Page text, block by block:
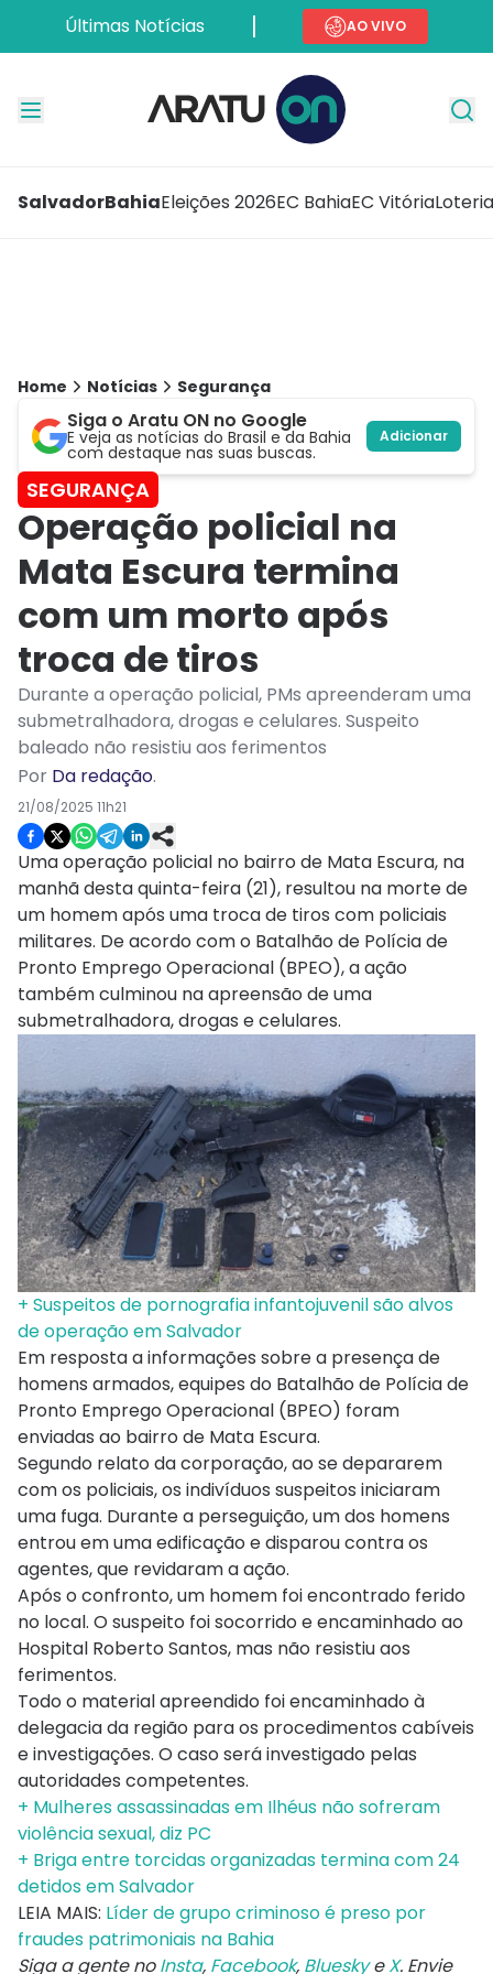
Últimas Notícias AO VIVO
SalvadorBahiaEleições 2026EC BahiaEC Vitória
Home Notícias Segurança
Siga o Aratu ON no Google
E veja as notícias do Brasil e da Bahia
com destaque nas suas buscas.
Adicionar
SEGURANÇA
Operação policial na
Mata Escura termina
com um morto após
troca de tiros
Durante a operação policial, PMs apreenderam uma
submetralhadora, drogas e celulares. Suspeito
baleado não resistiu aos ferimentos
Por Da redação.
21/08/2025 11h21
Uma operação policial no bairro de Mata Escura, na
manhã desta quinta-feira (21), resultou na morte de
um homem após uma troca de tiros com policiais
militares. De acordo com o Batalhão de Polícia de
Pronto Emprego Operacional (BPEO), a ação
também culminou na apreensão de uma
submetralhadora, drogas e celulares.
+ Suspeitos de pornografia infantojuvenil são alvos
de operação em Salvador
Em resposta a informações sobre a presença de
homens armados, equipes do Batalhão de Polícia de
Pronto Emprego Operacional (BPEO) foram
enviadas ao bairro de Mata Escura.
Segundo relato da corporação, ao se depararem
com os policiais, os indivíduos suspeitos iniciaram
uma fuga. Durante a perseguição, um dos homens
entrou em uma edificação e disparou contra os
agentes, que revidaram a ação.
Após o confronto, um homem foi encontrado ferido
no local. O suspeito foi socorrido e encaminhado ao
Hospital Roberto Santos, mas não resistiu aos
ferimentos.
Todo o material apreendido foi encaminhado à
delegacia da região para os procedimentos cabíveis
e investigações. O caso será investigado pelas
autoridades competentes.
+ Mulheres assassinadas em Ilhéus não sofreram
violência sexual, diz PC
+ Briga entre torcidas organizadas termina com 24
detidos em Salvador
LEIA MAIS: Líder de grupo criminoso é preso por
fraudes patrimoniais na Bahia
Siga a gente noInsta, Facebook, BlueskyeX. Envie